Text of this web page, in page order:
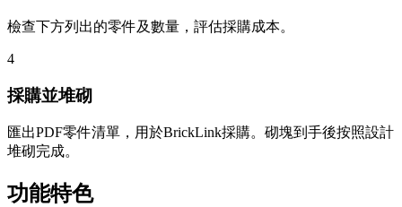
檢查下方列出的零件及數量，評估採購成本。
4
採購並堆砌
匯出PDF零件清單，用於BrickLink採購。砌塊到手後按照設計
堆砌完成。
功能特色